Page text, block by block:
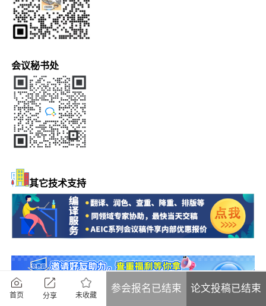
会议秘书处
其它技术支持
首页 分享 未收藏
参会报名已结束 论文投稿已结束